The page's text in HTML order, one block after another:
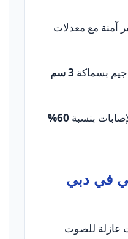
آمنة مع معدلات
بسماكة 3 سم
بنسبة 60%
في دبي
عازلة للصوت